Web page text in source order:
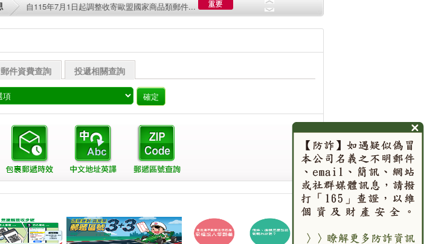
自115年7月1日起調整收寄歐盟國家商品類郵件...
目前可收寄出口航空郵件之國家/地區為106個。
115年7月24日起調整寄往美國商品類郵件進口...
自115年7月1日起調整收寄歐盟國家商品類郵件...
目前可收寄出口航空郵件之國家/地區為106個。
郵件資費查詢 投遞相關查詢